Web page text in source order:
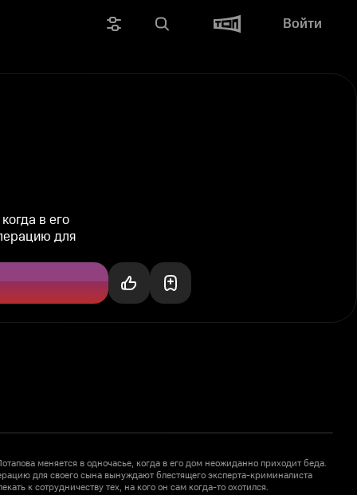
Войти
в его
для
меняется в одночасье, когда в его дом неожиданно приходит беда.
для своего сына вынуждают блестящего эксперта-криминалиста
к сотрудничеству тех, на кого он сам когда-то охотился.